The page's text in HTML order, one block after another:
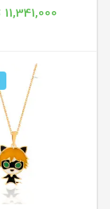
11,341,000 تومان